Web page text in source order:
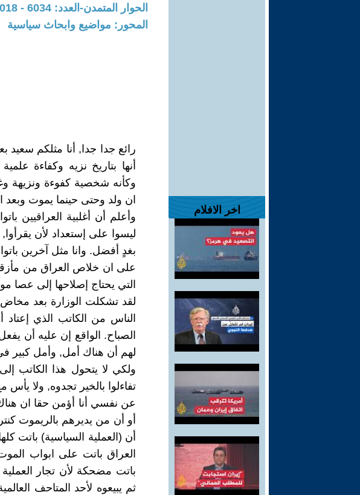
اخر الافلام
الحوار المتمدن-العدد: 6034 - 2018 / 10 / 25 - 20:11
المحور: مواضيع وابحاث سياسية
رائع جدا جدا, أنا مثلكم سعيد
أنها بتاريخ نزيه وكفاءة
وكأنه شخصية كفوءة ونزيهة
ان ولد وحتى حينما يموت وبعد
وأعلم أن أغلبية العراقيين
ليسوا على إستعداد لأن
بغدٍ أفضل. وانا مثل آخرين
على ان خلاص العراق من
التي يحتاج إصلاحها إلى
لقد تشكلت الوزارة بعد
الناس من الكاتب الذي
الصباح. الواقع إن عليه أن
لهم أن هناك أمل, وأمل كبير
ولكي لا يتحول هذا الكاتب
تفاءلوا بالخير تجدوه, ولا يأس
عن نفسي أنا أؤمن حقا ان
أو أن من يديرهم بالريموت
أن (العملية السياسية) باتت
العراق باتت على ابواب
باتت مضحكة لأن تجار
ثم يبيعوه لأحد المتاحف